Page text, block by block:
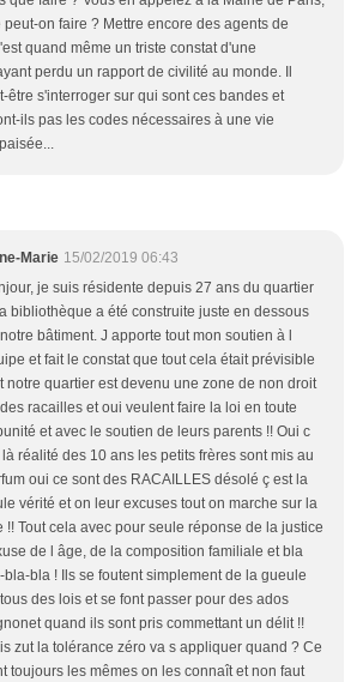
peut-on faire ? Mettre encore des agents de
quand même un triste constat d'une
perdu un rapport de civilité au monde. Il
être s'interroger sur qui sont ces bandes et
ils pas les codes nécessaires à une vie
Marie 15/02/2019 06:43
je suis résidente depuis 27 ans du quartier
bibliothèque a été construite juste en dessous
bâtiment. J apporte tout mon soutien à l
et fait le constat que tout cela était prévisible
notre quartier est devenu une zone de non droit
racailles et oui veulent faire la loi en toute
et avec le soutien de leurs parents !! Oui c
là réalité des 10 ans les petits frères sont mis au
oui ce sont des RACAILLES désolé ç est la
vérité et on leur excuses tout on marche sur la
!! Tout cela avec pour seule réponse de la justice
de l âge, de la composition familiale et bla
bla-bla ! Ils se foutent simplement de la gueule
des lois et se font passer pour des ados
quand ils sont pris commettant un délit !!
zut la tolérance zéro va s appliquer quand ? Ce
toujours les mêmes on les connaît et non faut